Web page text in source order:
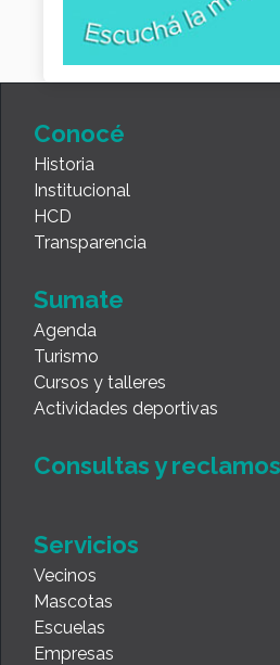
Conocé
Historia
Institucional
HCD
Transparencia
Sumate
Agenda
Turismo
Cursos y talleres
Actividades deportivas
Consultas y reclamos
Servicios
Vecinos
Mascotas
Escuelas
Empresas